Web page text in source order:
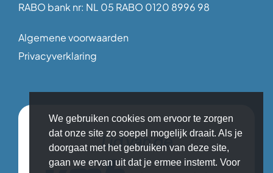
RABO bank nr: NL 05 RABO 0120 8996 98
Algemene voorwaarden
Privacyverklaring
Lid van de
We gebruiken cookies om ervoor te zorgen
dat onze site zo soepel mogelijk draait. Als je
doorgaat met het gebruiken van deze site,
gaan we ervan uit dat je ermee instemt. Voor